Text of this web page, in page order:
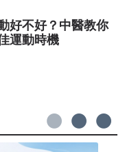
好不好？中醫教你
運動時機